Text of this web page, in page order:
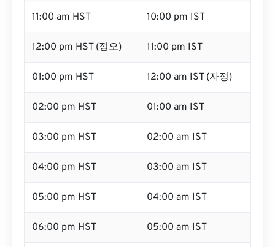
11:00 am HST 10:00 pm IST
12:00 pm HST (정오) 11:00 pm IST
01:00 pm HST 12:00 am IST (자정)
02:00 pm HST 01:00 am IST
03:00 pm HST 02:00 am IST
04:00 pm HST 03:00 am IST
05:00 pm HST 04:00 am IST
06:00 pm HST 05:00 am IST